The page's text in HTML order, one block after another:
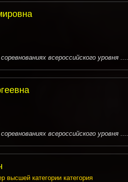
всероссийского уровня ....
всероссийского уровня ....
высшей категории категория